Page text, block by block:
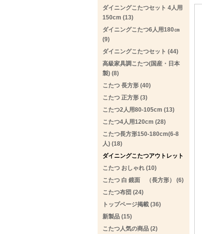
ダイニングこたつセット 4人用
150cm (13)
ダイニングこたつ6人用180㎝
(9)
ダイニングこたつセット (44)
高級家具調こたつ(国産・日本
製) (8)
こたつ 長方形 (40)
こたつ 正方形 (3)
こたつ2人用80-105cm (13)
こたつ4人用120cm (28)
こたつ長方形150-180cm(6-8
人) (18)
ダイニングこたつアウトレット
こたつ おしゃれ (10)
こたつ 白 鏡面 （長方形） (6)
こたつ布団 (24)
トップページ掲載 (36)
新製品 (15)
こたつ人気の商品 (2)